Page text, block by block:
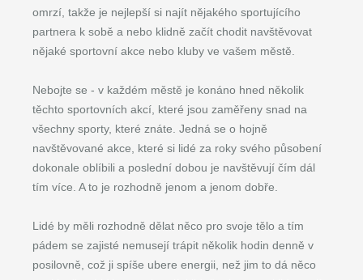
omrzí, takže je nejlepší si najít nějakého sportujícího
partnera k sobě a nebo klidně začít chodit navštěvovat
nějaké sportovní akce nebo kluby ve vašem městě.
Nebojte se - v každém městě je konáno hned několik
těchto sportovních akcí, které jsou zaměřeny snad na
všechny sporty, které znáte. Jedná se o hojně
navštěvované akce, které si lidé za roky svého působení
dokonale oblíbili a poslední dobou je navštěvují čím dál
tím více. A to je rozhodně jenom a jenom dobře.
Lidé by měli rozhodně dělat něco pro svoje tělo a tím
pádem se zajisté nemusejí trápit několik hodin denně v
posilovně, což ji spíše ubere energii, než jim to dá něco